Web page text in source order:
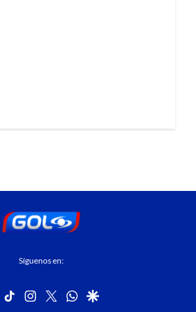
Síguenos en:
facebook
tiktok instagram
twitterwhatsapp
google